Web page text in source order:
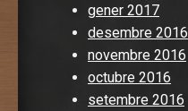
gener 2017
desembre 2016
novembre 2016
octubre 2016
setembre 2016